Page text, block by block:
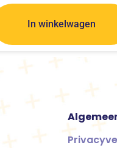
In winkelwagen